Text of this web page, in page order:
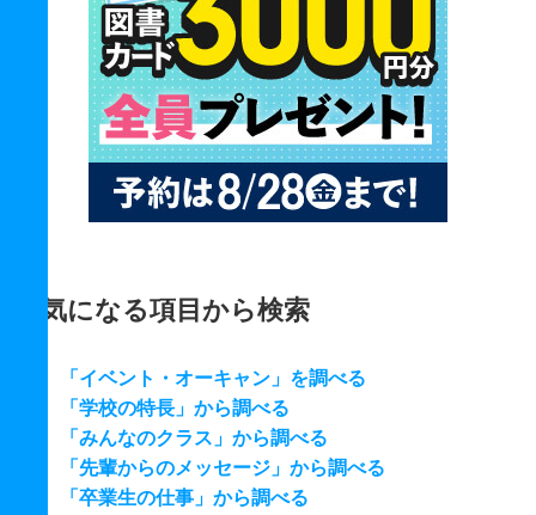
気になる項目から検索
「イベント・オーキャン」を調べる
「学校の特長」から調べる
「みんなのクラス」から調べる
「先輩からのメッセージ」から調べる
「卒業生の仕事」から調べる